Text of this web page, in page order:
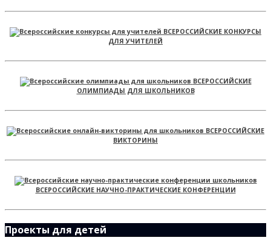
ВСЕРОССИЙСКИЕ КОНКУРСЫ
ДЛЯ УЧИТЕЛЕЙ
ВСЕРОССИЙСКИЕ
ОЛИМПИАДЫ ДЛЯ ШКОЛЬНИКОВ
ВСЕРОССИЙСКИЕ
ВИКТОРИНЫ
ВСЕРОССИЙСКИЕ НАУЧНО-ПРАКТИЧЕСКИЕ КОНФЕРЕНЦИИ
Проекты для детей